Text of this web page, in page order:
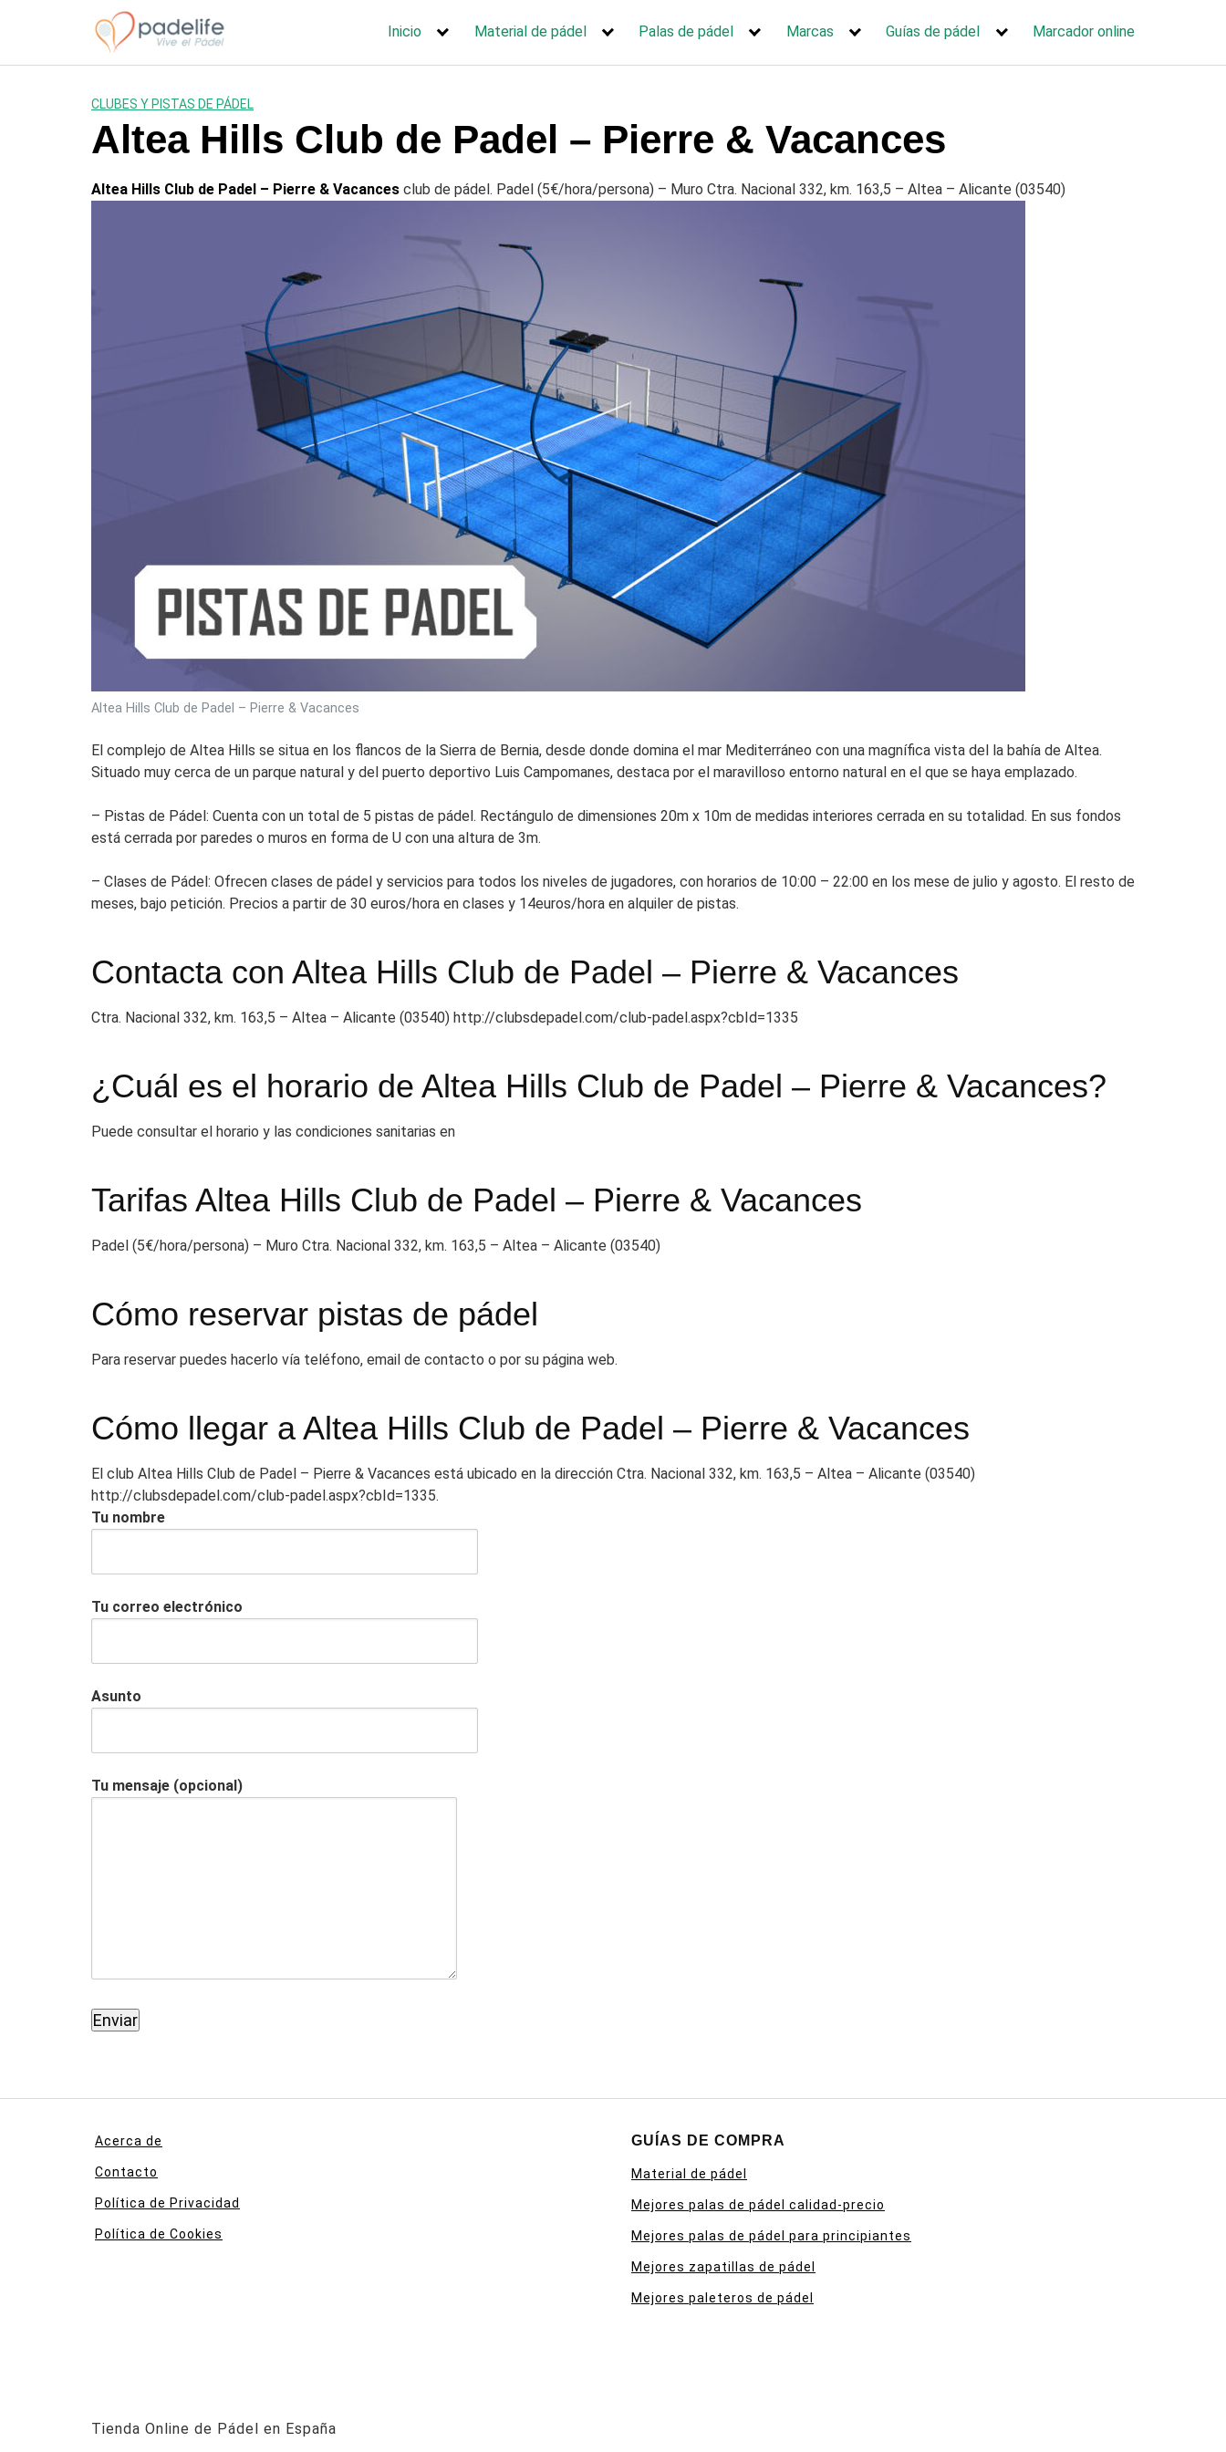
Inicio Material de pádel Palas de pádel Marcas Guías de pádel Marcador online
CLUBES Y PISTAS DE PÁDEL
Altea Hills Club de Padel – Pierre & Vacances
Altea Hills Club de Padel – Pierre & Vacances club de pádel. Padel (5€/hora/persona) – Muro Ctra. Nacional 332, km. 163,5 – Altea – Alicante (03540)
Altea Hills Club de Padel – Pierre & Vacances
El complejo de Altea Hills se situa en los flancos de la Sierra de Bernia, desde donde domina el mar Mediterráneo con una magnífica vista del la bahía de Altea.
Situado muy cerca de un parque natural y del puerto deportivo Luis Campomanes, destaca por el maravilloso entorno natural en el que se haya emplazado.
– Pistas de Pádel: Cuenta con un total de 5 pistas de pádel. Rectángulo de dimensiones 20m x 10m de medidas interiores cerrada en su totalidad. En sus fondos
está cerrada por paredes o muros en forma de U con una altura de 3m.
– Clases de Pádel: Ofrecen clases de pádel y servicios para todos los niveles de jugadores, con horarios de 10:00 – 22:00 en los mese de julio y agosto. El resto de
meses, bajo petición. Precios a partir de 30 euros/hora en clases y 14euros/hora en alquiler de pistas.
Contacta con Altea Hills Club de Padel – Pierre & Vacances
Ctra. Nacional 332, km. 163,5 – Altea – Alicante (03540) http://clubsdepadel.com/club-padel.aspx?cbId=1335
¿Cuál es el horario de Altea Hills Club de Padel – Pierre & Vacances?
Puede consultar el horario y las condiciones sanitarias en
Tarifas Altea Hills Club de Padel – Pierre & Vacances
Padel (5€/hora/persona) – Muro Ctra. Nacional 332, km. 163,5 – Altea – Alicante (03540)
Cómo reservar pistas de pádel
Para reservar puedes hacerlo vía teléfono, email de contacto o por su página web.
Cómo llegar a Altea Hills Club de Padel – Pierre & Vacances
El club Altea Hills Club de Padel – Pierre & Vacances está ubicado en la dirección Ctra. Nacional 332, km. 163,5 – Altea – Alicante (03540)
http://clubsdepadel.com/club-padel.aspx?cbId=1335.
Tu nombre
Tu correo electrónico
Asunto
Tu mensaje (opcional)
Acerca de
Contacto
Política de Privacidad
Política de Cookies
GUÍAS DE COMPRA
Material de pádel
Mejores palas de pádel calidad-precio
Mejores palas de pádel para principiantes
Mejores zapatillas de pádel
Mejores paleteros de pádel
Tienda Online de Pádel en España